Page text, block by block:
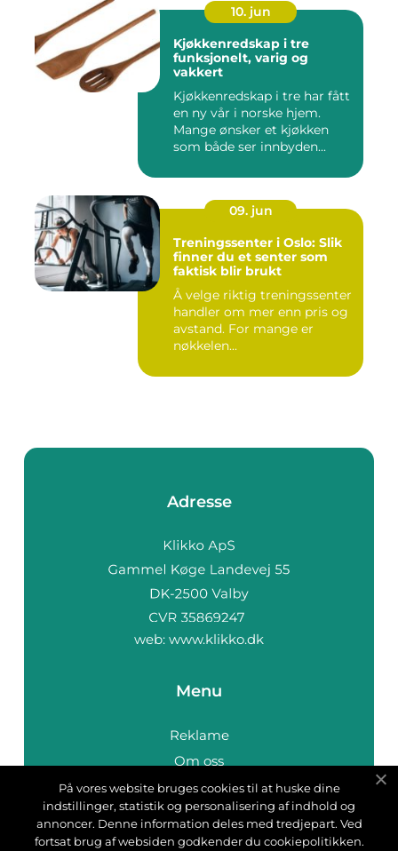
10. jun
Kjøkkenredskap i tre
funksjonelt, varig og
vakkert
Kjøkkenredskap i tre har fått
en ny vår i norske hjem.
Mange ønsker et kjøkken
som både ser innbyden...
09. jun
Treningssenter i Oslo: Slik
finner du et senter som
faktisk blir brukt
Å velge riktig treningssenter
handler om mer enn pris og
avstand. For mange er
nøkkelen...
Adresse
web: www.klikko.dk
Menu
Reklame
Om oss
Cookies
Kontakt Oss
Sitemap
På vores website bruges cookies til at huske dine
indstillinger, statistik og personalisering af indhold og
annoncer. Denne information deles med tredjepart. Ved
fortsat brug af websiden godkender du cookiepolitikken.